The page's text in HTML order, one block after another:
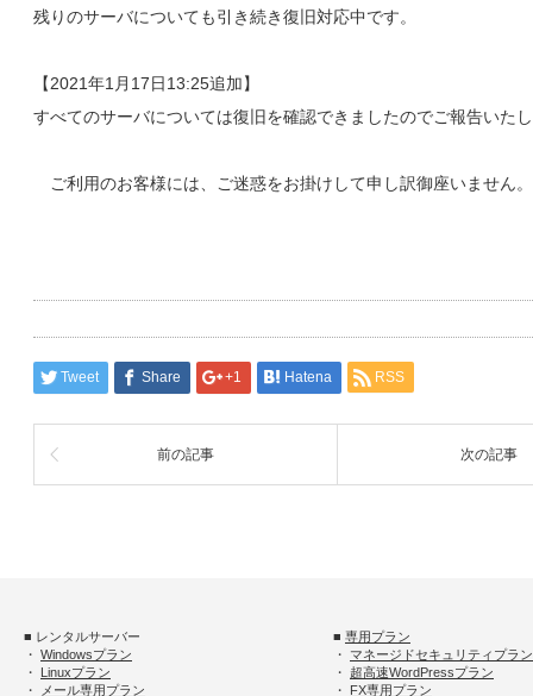
残りのサーバについても引き続き復旧対応中です。
【2021年1月17日13:25追加】
すべてのサーバについては復旧を確認できましたのでご報告いた
ご利用のお客様には、ご迷惑をお掛けして申し訳御座いません。
Tweet Share +1 Hatena RSS
前の記事 次の記事
■ レンタルサーバー ■ 専用プラン
・ Windowsプラン ・ マネージドセキュリティプラン
・ Linuxプラン ・ 超高速WordPressプラン
・
メール専用プラン ・ FX専用プラン